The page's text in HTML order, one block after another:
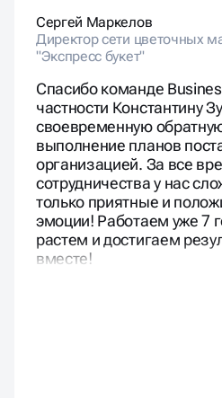
Сергей Маркелов
Директор сети цветочных
"Экспресс букет"
Спасибо команде
частности Константину
своевременную
выполнение планов
организацией. За все
сотрудничества у нас
только приятные и
эмоции! Работаем уже 7
растем и достигаем
вместе!